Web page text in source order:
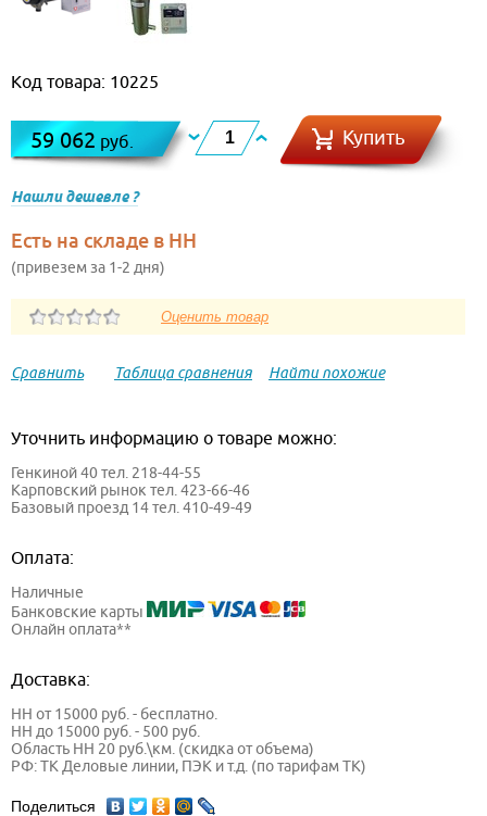
Код товара: 10225
59 062 руб. Купить
Нашли дешевле ?
Есть на складе в НН
(привезем за 1-2 дня)
Сравнить Таблица сравнения Найти похожие
Уточнить информацию о товаре можно:
Генкиной 40 тел. 218-44-55
Карповский рынок тел. 423-66-46
Базовый проезд 14 тел. 410-49-49
Оплата:
Наличные
Банковские карты
Онлайн оплата**
Доставка:
НН от 15000 руб. - бесплатно.
НН до 15000 руб. - 500 руб.
Область НН 20 руб.\км. (скидка от объема)
РФ: ТК Деловые линии, ПЭК и т.д. (по тарифам ТК)
Поделиться